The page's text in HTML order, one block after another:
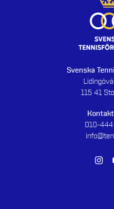
Svenska
115 41
010-